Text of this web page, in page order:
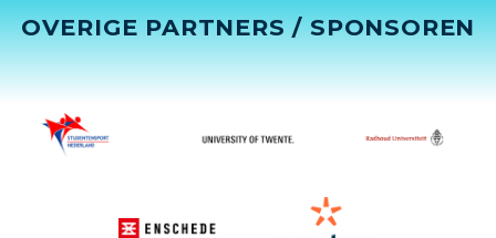
OVERIGE PARTNERS / SPONSOREN